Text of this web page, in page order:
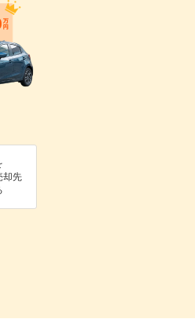
却先